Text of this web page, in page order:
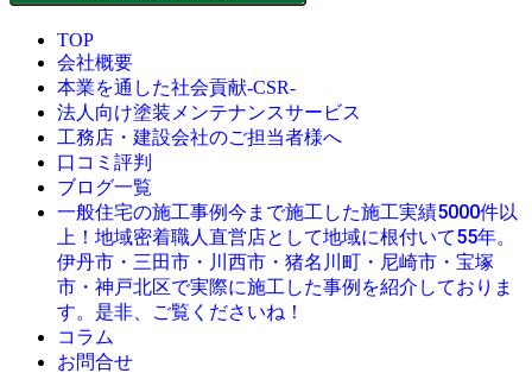
TOP
会社概要
本業を通した社会貢献-CSR-
法人向け塗装メンテナンスサービス
工務店・建設会社のご担当者様へ
口コミ評判
ブログ一覧
一般住宅の施工事例今まで施工した施工実績5000件以
上！地域密着職人直営店として地域に根付いて55年。
伊丹市・三田市・川西市・猪名川町・尼崎市・宝塚
市・神戸北区で実際に施工した事例を紹介しておりま
す。是非、ご覧くださいね！
コラム
お問合せ